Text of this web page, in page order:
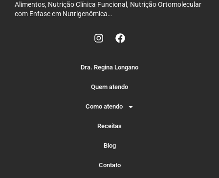
Alimentos, Nutrição Clínica Funcional, Nutrição Ortomolecular
com Enfase em Nutrigenômica…
Dra. Regina Longano
Quem atendo
Como atendo
Receitas
Blog
Contato